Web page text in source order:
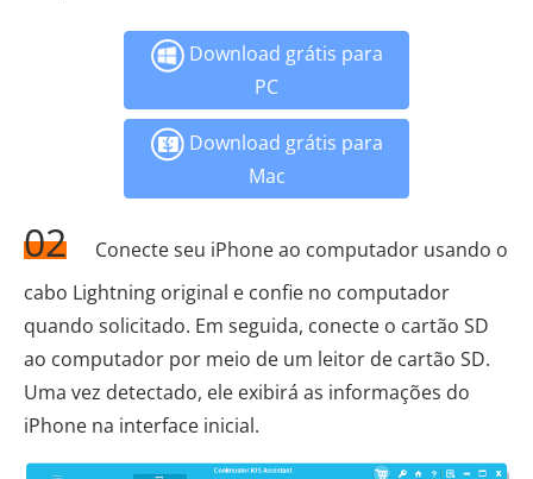
Download grátis para
PC
Download grátis para
Mac
02
Conecte seu iPhone ao computador usando o
cabo Lightning original e confie no computador
quando solicitado. Em seguida, conecte o cartão SD
ao computador por meio de um leitor de cartão SD.
Uma vez detectado, ele exibirá as informações do
iPhone na interface inicial.